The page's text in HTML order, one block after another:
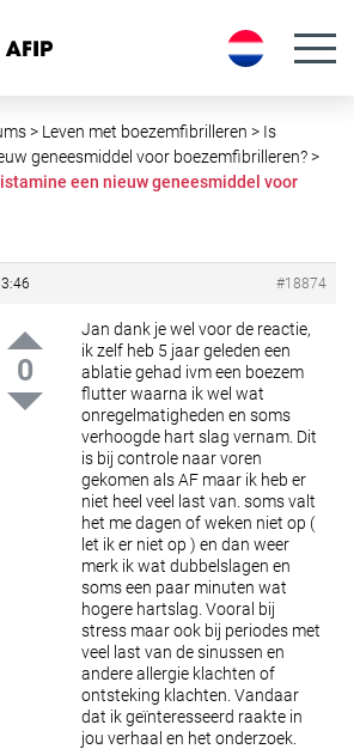
> Leven met boezemfibrilleren > Is
geneesmiddel voor boezemfibrilleren?>
een nieuw geneesmiddel voor
#18874
0
Jan dank je wel voor de reactie,
ik zelf heb 5 jaar geleden een
ablatie gehad ivm een boezem
flutter waarna ik wel wat
onregelmatigheden en soms
verhoogde hart slag vernam. Dit
is bij controle naar voren
gekomen als AF maar ik heb er
niet heel veel last van. soms valt
het me dagen of weken niet op (
let ik er niet op ) en dan weer
merk ik wat dubbelslagen en
soms een paar minuten wat
hogere hartslag. Vooral bij
stress maar ook bij periodes met
veel last van de sinussen en
andere allergie klachten of
ontsteking klachten. Vandaar
dat ik geïnteresseerd raakte in
jou verhaal en het onderzoek.